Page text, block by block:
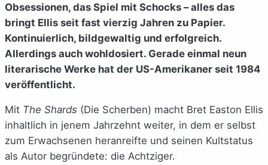
Obsessionen, das Spiel mit Schocks – alles das
bringt Ellis seit fast vierzig Jahren zu Papier.
Kontinuierlich, bildgewaltig und erfolgreich.
Allerdings auch wohldosiert. Gerade einmal neun
literarische Werke hat der US-Amerikaner seit 1984
veröffentlicht.
Mit The Shards (Die Scherben) macht Bret Easton Ellis
inhaltlich in jenem Jahrzehnt weiter, in dem er selbst
zum Erwachsenen heranreifte und seinen Kultstatus
als Autor begründete: die Achtziger.